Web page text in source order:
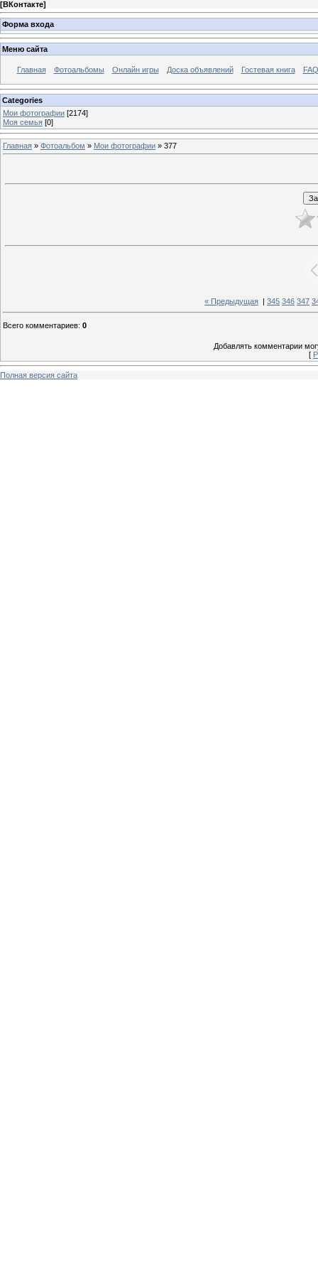
[ВКонтакте]
Форма входа
Меню сайта
Главная Фотоальбомы Онлайн игры Доска объявлений Гостевая книга
Categories
Мои фотографии [2174]
Моя семья [0]
Главная » Фотоальбом » Мои фотографии » 377
« Предыдущая 345 346 347
Всего комментариев: 0
Добавлять комментарии
[
Полная версия сайта